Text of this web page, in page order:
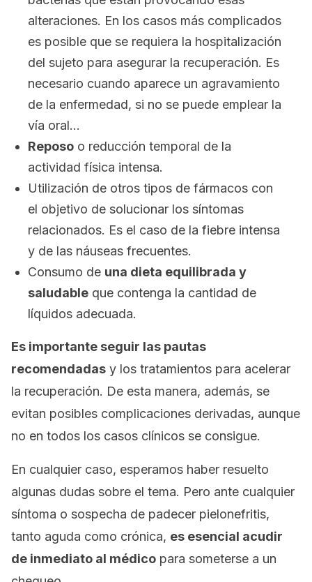
alteraciones. En los casos más complicados
es posible que se requiera la hospitalización
del sujeto para asegurar la recuperación. Es
necesario cuando aparece un agravamiento
de la enfermedad, si no se puede emplear la
vía oral…
Reposo o reducción temporal de la
actividad física intensa.
Utilización de otros tipos de fármacos con
el objetivo de solucionar los síntomas
relacionados. Es el caso de la fiebre intensa
y de las náuseas frecuentes.
Consumo de una dieta equilibrada y
saludable que contenga la cantidad de
líquidos adecuada.
Es importante seguir las pautas
recomendadas y los tratamientos para acelerar
la recuperación. De esta manera, además, se
evitan posibles complicaciones derivadas, aunque
no en todos los casos clínicos se consigue.
En cualquier caso, esperamos haber resuelto
algunas dudas sobre el tema. Pero ante cualquier
síntoma o sospecha de padecer pielonefritis,
tanto aguda como crónica, es esencial acudir
de inmediato al médico para someterse a un